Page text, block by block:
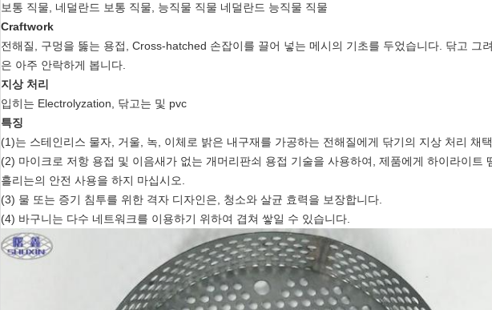
보통 직물, 네덜란드 보통 직물, 능직물 직물 네덜란드 능직물 직물
Craftwork
전해질, 구멍을 뚫는 용접, Cross-hatched 손잡이를 끌어 넣는 메시의 기초를 두었습니다. 닦고 그
은 아주 안락하게 봅니다.
지상 처리
입히는 Electrolyzation, 닦고는 및 pvc
특징
(1)는 스테인리스 물자, 거울, 녹, 이체로 밝은 내구재를 가공하는 전해질에게 닦기의 지상 처리 채
(2) 마이크로 저항 용접 및 이음새가 없는 개머리판쇠 용접 기술을 사용하여, 제품에게 하이라이트
흘리는의 안전 사용을 하지 마십시오.
(3) 물 또는 증기 침투를 위한 격자 디자인은, 청소와 살균 효력을 보장합니다.
(4) 바구니는 다수 네트워크를 이용하기 위하여 겹쳐 쌓일 수 있습니다.